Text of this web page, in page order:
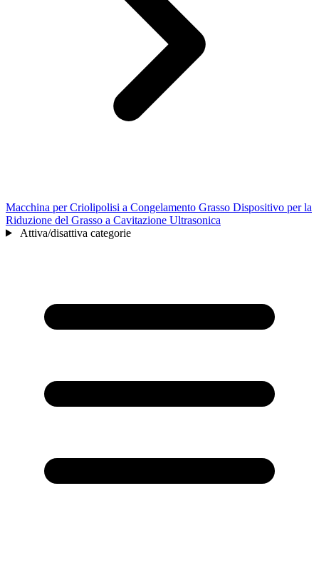
Macchina per Criolipolisi a Congelamento Grasso Dispositivo per la
Riduzione del Grasso a Cavitazione Ultrasonica
Attiva/disattiva categorie